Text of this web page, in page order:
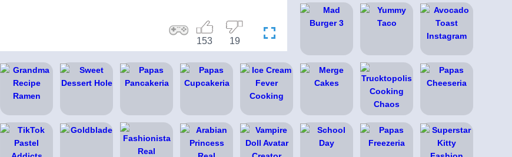
19
153